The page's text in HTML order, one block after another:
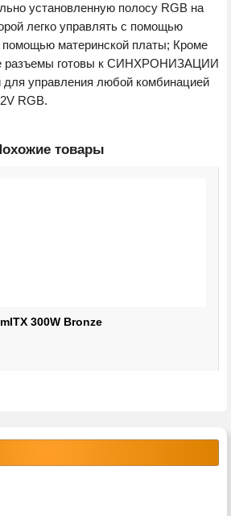
установленную полосу RGB на
легко управлять с помощью
помощью материнской платы; Кроме
разъемы готовы к СИНХРОНИЗАЦИИ
для управления любой комбинацией
RGB.
товары
300W Bronze